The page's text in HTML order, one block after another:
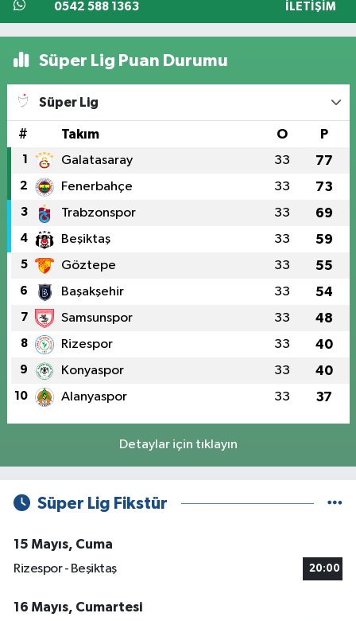
0542 588 1363 İLETIŞIM
Süper Lig Puan Durumu
Süper Lig
# Takım O P
1 Galatasaray 33 77
2 Fenerbahçe 33 73
3 Trabzonspor 33 69
4 Beşiktaş 33 59
5 Göztepe 33 55
6 Başakşehir 33 54
7 Samsunspor 33 48
8 Rizespor 33 40
9 Konyaspor 33 40
10 Alanyaspor 33 37
Detaylar için tıklayın
Süper Lig Fikstür
15 Mayıs, Cuma
Rizespor - Beşiktaş
20:00
16 Mayıs, Cumartesi